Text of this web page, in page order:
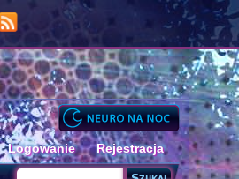
Logowanie Rejestracja